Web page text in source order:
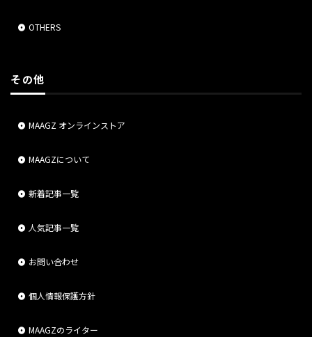
OTHERS
その他
MAAGZ オンラインストア
MAAGZについて
新着記事一覧
人気記事一覧
お問い合わせ
個人情報保護方針
MAAGZのライター